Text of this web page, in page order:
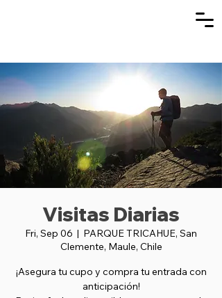
Visitas Diarias
Fri, Sep 06
  |
PARQUE TRICAHUE, San
Clemente, Maule, Chile
¡Asegura tu cupo y compra tu entrada con
anticipación!